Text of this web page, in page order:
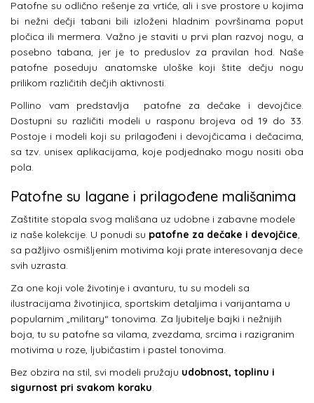
Patofne su odlično rešenje za vrtiće, ali i sve prostore u kojima
bi nežni dečji tabani bili izloženi hladnim površinama poput
pločica ili mermera. Važno je staviti u prvi plan razvoj nogu, a
posebno tabana, jer je to preduslov za pravilan hod. Naše
patofne poseduju anatomske uloške koji štite dečju nogu
prilikom različitih dečjih aktivnosti.
Pollino vam predstavlja patofne za dečake i devojčice.
Dostupni su različiti modeli u rasponu brojeva od 19 do 33.
Postoje i modeli koji su prilagođeni i devojčicama i dečacima,
sa tzv. unisex aplikacijama, koje podjednako mogu nositi oba
pola.
Patofne su lagane i prilagođene mališanima
Zaštitite stopala svog mališana uz udobne i zabavne modele
iz naše kolekcije. U ponudi su patofne za dečake i devojčice,
sa pažljivo osmišljenim motivima koji prate interesovanja dece
svih uzrasta.
Za one koji vole životinje i avanturu, tu su modeli sa
ilustracijama životinjica, sportskim detaljima i varijantama u
popularnim „military“ tonovima. Za ljubitelje bajki i nežnijih
boja, tu su patofne sa vilama, zvezdama, srcima i razigranim
motivima u roze, ljubičastim i pastel tonovima.
Bez obzira na stil, svi modeli pružaju udobnost, toplinu i
sigurnost pri svakom koraku.